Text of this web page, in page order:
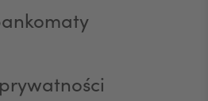
AED
AUD